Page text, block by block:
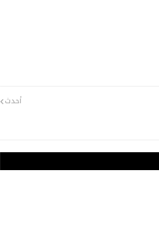
أحدث